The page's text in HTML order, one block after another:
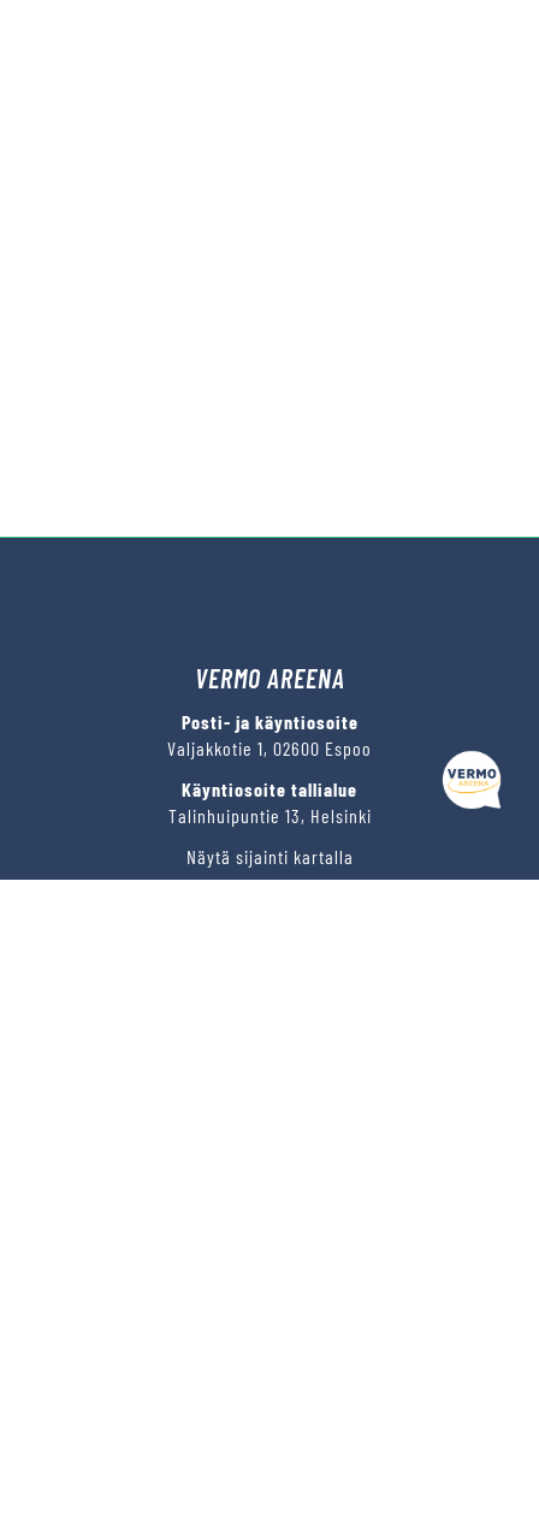
VERMO AREENA
Posti- ja käyntiosoite
Valjakkotie 1, 02600 Espoo
Käyntiosoite tallialue
Talinhuipuntie 13, Helsinki
Näytä sijainti kartalla